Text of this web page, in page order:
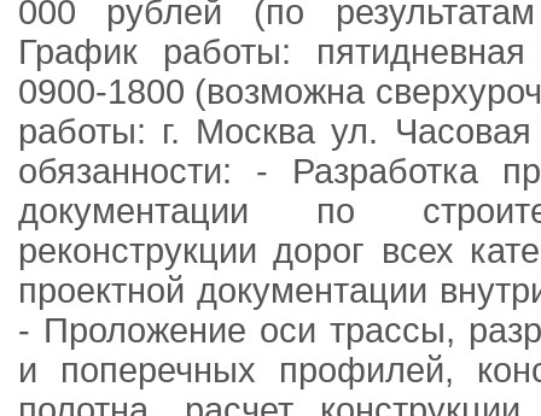
000 рублей (по
График работы:
0900-1800 (возможна
работы: г. Москва ул.
обязанности: - Разработка
документации по
реконструкции дорог всех
проектной документации
- Проложение оси трассы,
и поперечных профилей,